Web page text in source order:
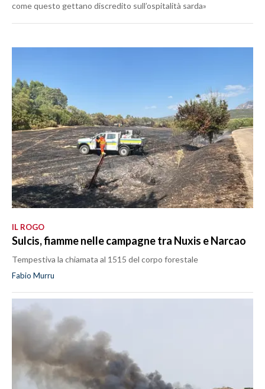
come questo gettano discredito sull’ospitalità sarda»
IL ROGO
Sulcis, fiamme nelle campagne tra Nuxis e Narcao
Tempestiva la chiamata al 1515 del corpo forestale
Fabio Murru